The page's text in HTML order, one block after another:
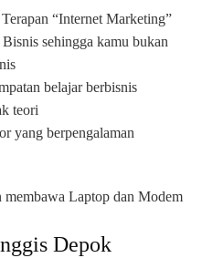
“Internet Marketing”
sehingga kamu bukan
belajar berbisnis
teori
yang berpengalaman
membawa Laptop dan Modem
Depok